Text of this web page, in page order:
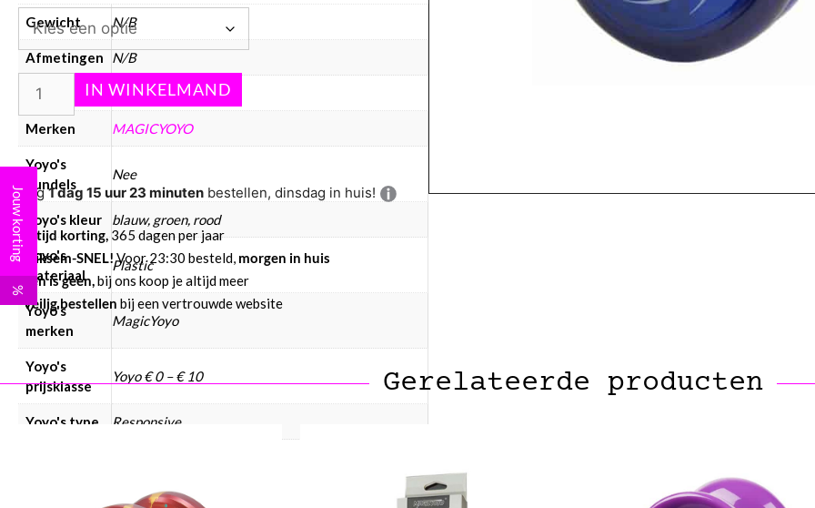
Gewicht N/B
Afmetingen N/B
Kleur blauw, groen, rood
Merken MAGICYOYO
Yoyo's
bundels
Nee
Yoyo's kleur blauw, groen, rood
Yoyo's
materiaal
Plastic
Yoyo's
merken
MagicYoyo
Yoyo's
prijsklasse
Yoyo € 0 – € 10
Yoyo's type Responsive
Nog1 dag 15 uur 23 minuten bestellen, dinsdag in huis!
Altijd korting,365 dagen per jaar
Bliksem-SNEL!Voor 23:30 besteld, morgen in huis
Eén is geen,bij ons koop je altijd meer
Veilig bestellen bij een vertrouwde website
Gerelateerde producten
Jouw korting
%